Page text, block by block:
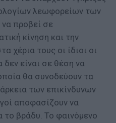
λεωφορείων των
προβεί σε
κίνηση και την
χέρια τους οι ίδιοι οι
δεν είναι σε θέση να
θα συνοδεύουν τα
των επικίνδυνων
αποφασίζουν να
το βράδυ. Το φαινόμενο